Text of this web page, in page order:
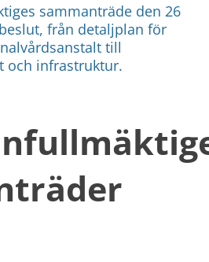
sammanträde den 26
från detaljplan för
till
och infrastruktur.